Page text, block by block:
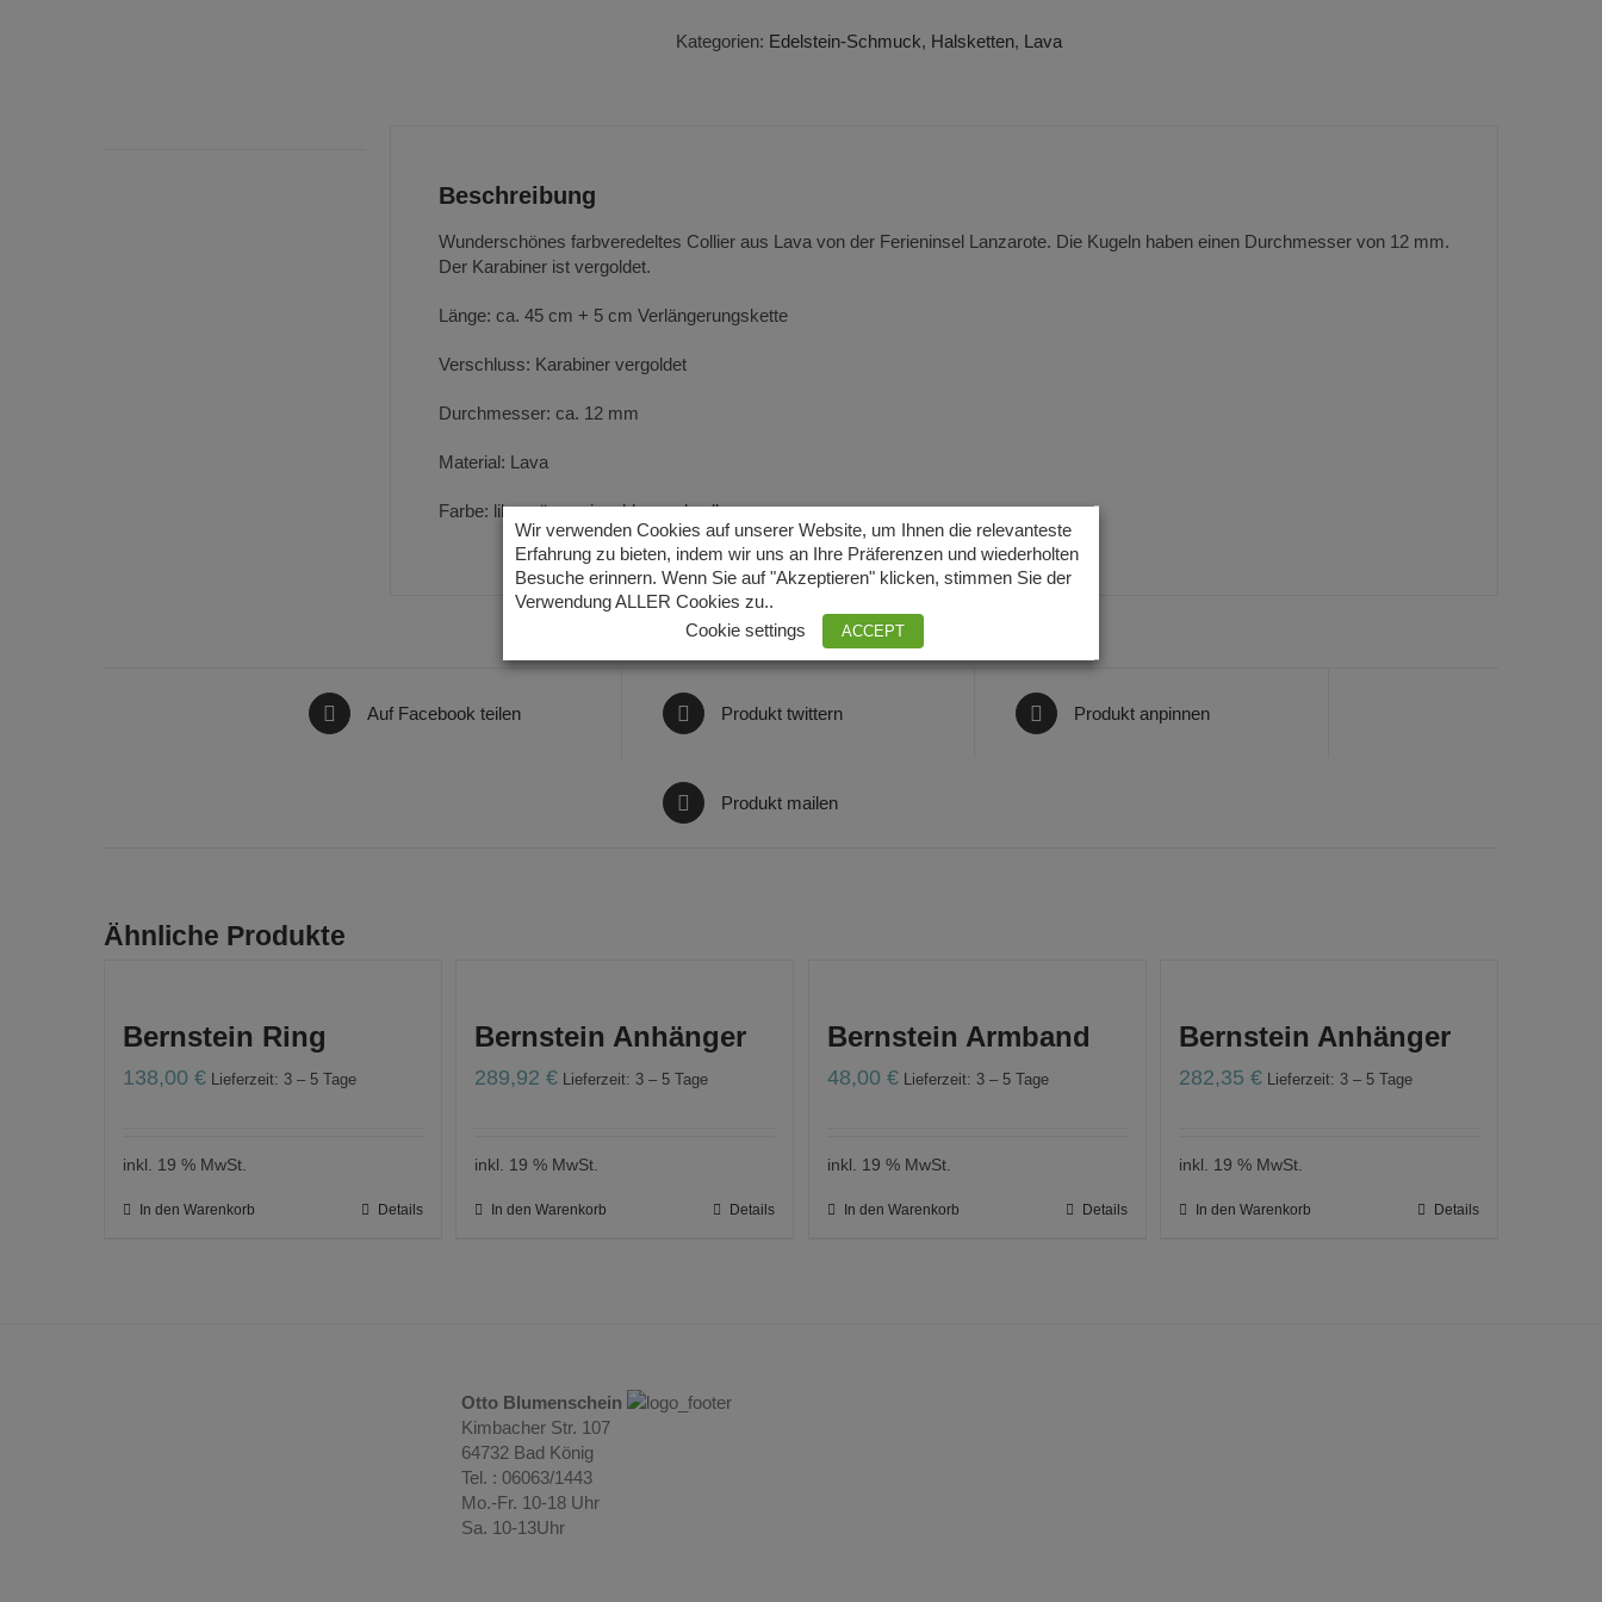
Menge
Kategorien: Edelstein-Schmuck, Halsketten, Lava
Beschreibung
Wunderschönes farbveredeltes Collier aus Lava von der Ferieninsel Lanzarote. Die Kugeln haben einen Durchmesser von 12 mm.
Der Karabiner ist vergoldet.
Länge: ca. 45 cm + 5 cm Verlängerungskette
Verschluss: Karabiner vergoldet
Durchmesser: ca. 12 mm
Material: Lava
Farbe: lila, grün, weiss, blau und gelb
Auf Facebook teilen Produkt twittern Produkt anpinnen
Produkt mailen
Ähnliche Produkte
Bernstein Ring
138,00 € Lieferzeit: 3 – 5 Tage
inkl. 19 % MwSt.
In den Warenkorb Details
Bernstein Anhänger
289,92€ Lieferzeit: 3 – 5 Tage
inkl. 19 % MwSt.
In den Warenkorb Details
Bernstein Armband
48,00 € Lieferzeit: 3 – 5 Tage
inkl. 19 % MwSt.
In den Warenkorb Details
Bernstein Anhänger
282,35€ Lieferzeit: 3 – 5 Tage
inkl. 19 % MwSt.
In den Warenkorb Details
Otto Blumenschein
Kimbacher Str. 107
64732 Bad König
Tel. : 06063/1443
Mo.-Fr. 10-18 Uhr
Sa. 10-13Uhr
Wir verwenden Cookies auf unserer Website, um Ihnen die relevanteste
Erfahrung zu bieten, indem wir uns an Ihre Präferenzen und wiederholten
Besuche erinnern. Wenn Sie auf "Akzeptieren" klicken, stimmen Sie der
Verwendung ALLER Cookies zu..
Cookie settings
ACCEPT